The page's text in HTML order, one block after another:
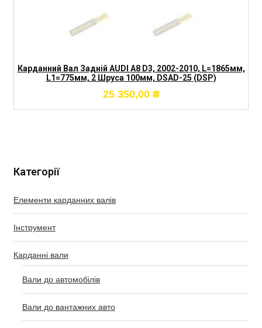
Категорії
Елементи карданних валів
Інструмент
Карданні вали
Вали до автомобілів
Вали до вантажних авто
Карданний Вал Задній AUDI A8 D3, 2002-2010, L=1865мм,
L1=775мм, 2 Шруса 100мм, DSAD-25 (DSP)
25 350,00 ₴